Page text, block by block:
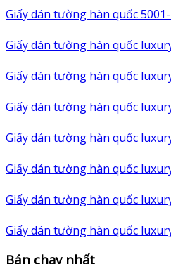
Giấy dán tường hàn quốc
Giấy dán tường hàn quốc
Giấy dán tường hàn quốc
Giấy dán tường hàn quốc
Giấy dán tường hàn quốc
Giấy dán tường hàn quốc
Giấy dán tường hàn quốc
Giấy dán tường hàn quốc
Bán chạy nhất